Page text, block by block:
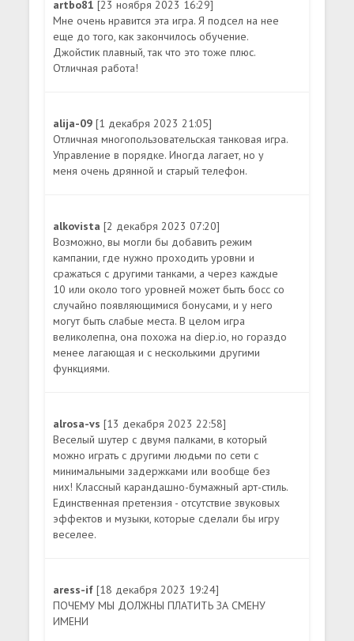
artbo81[23 ноября 2023 16:29]
Мне очень нравится эта игра. Я подсел на нее
еще до того, как закончилось обучение.
Джойстик плавный, так что это тоже плюс.
Отличная работа!
alija-09[1 декабря 2023 21:05]
Отличная многопользовательская танковая игра.
Управление в порядке. Иногда лагает, но у
меня очень дрянной и старый телефон.
alkovista[2 декабря 2023 07:20]
Возможно, вы могли бы добавить режим
кампании, где нужно проходить уровни и
сражаться с другими танками, а через каждые
10 или около того уровней может быть босс со
случайно появляющимися бонусами, и у него
могут быть слабые места. В целом игра
великолепна, она похожа на diep.io, но гораздо
менее лагающая и с несколькими другими
функциями.
alrosa-vs[13 декабря 2023 22:58]
Веселый шутер с двумя палками, в который
можно играть с другими людьми по сети с
минимальными задержками или вообще без
них! Классный карандашно-бумажный арт-стиль.
Единственная претензия - отсутствие звуковых
эффектов и музыки, которые сделали бы игру
веселее.
aress-if[18 декабря 2023 19:24]
ПОЧЕМУ МЫ ДОЛЖНЫ ПЛАТИТЬ ЗА СМЕНУ
ИМЕНИ